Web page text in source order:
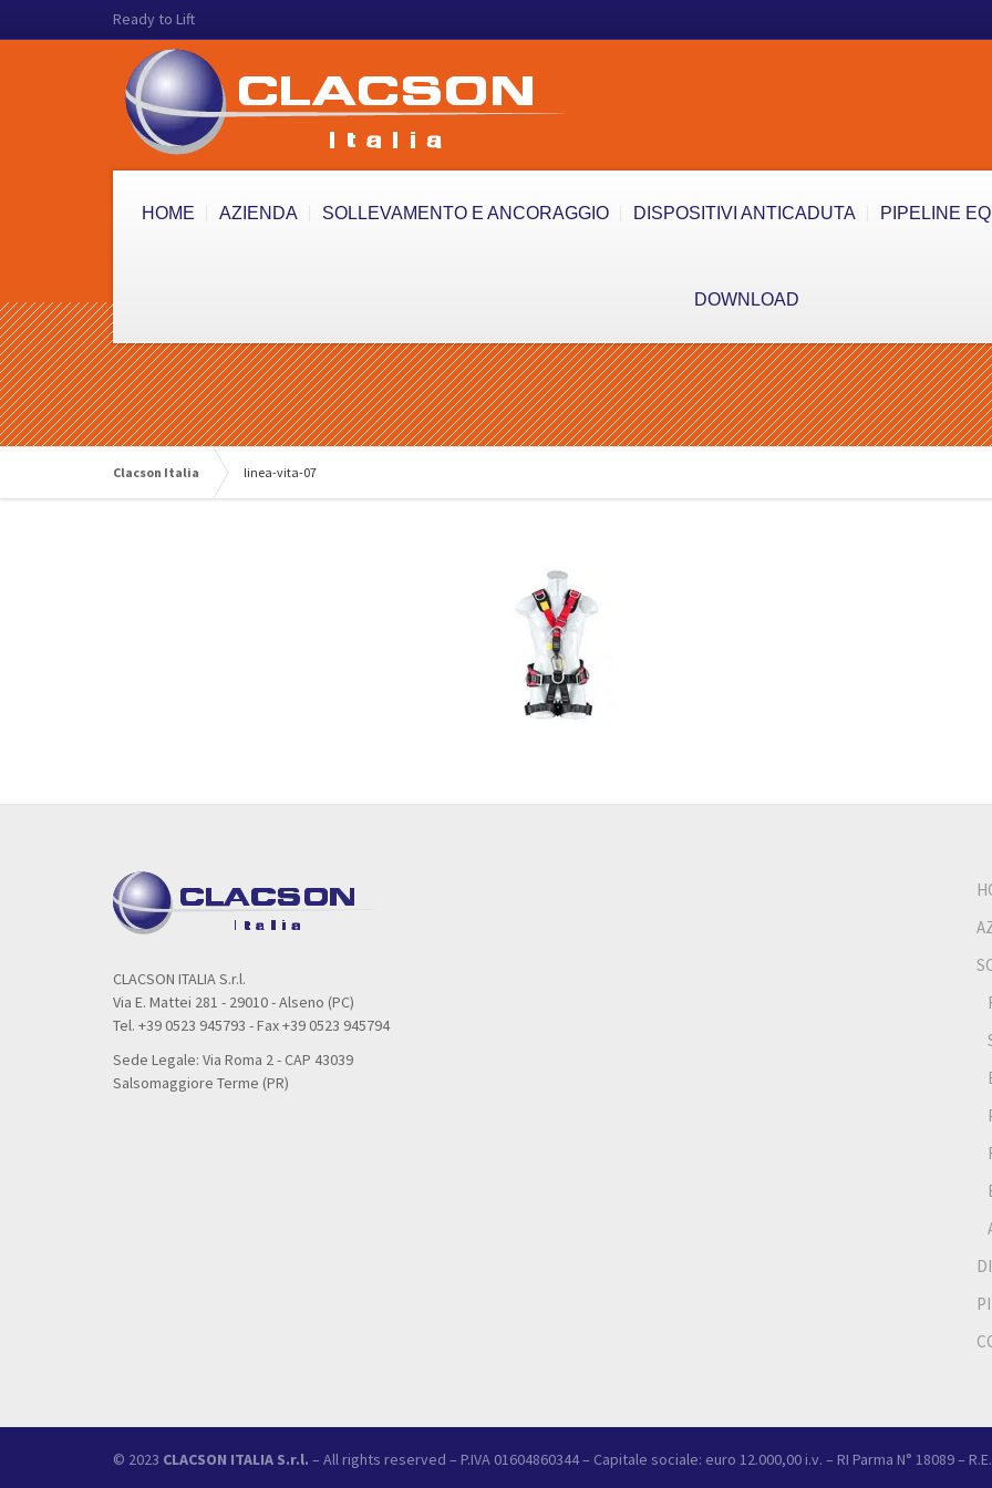
Ready to Lift
HOME AZIENDA SOLLEVAMENTO E ANCORAGGIO DISPOSITIVI ANTICADUTA PIPELINE
DOWNLOAD
Clacson Italia linea-vita-07
CLACSON ITALIA S.r.l.
Via E. Mattei 281 - 29010 - Alseno (PC)
Tel. +39 0523 945793 - Fax +39 0523 945794
Sede Legale: Via Roma 2 - CAP 43039
Salsomaggiore Terme (PR)
© 2023 CLACSON ITALIA S.r.l. – All rights reserved – P.IVA 01604860344 – Capitale sociale: euro 12.000,00 i.v. – RI Parma N° 18089 –